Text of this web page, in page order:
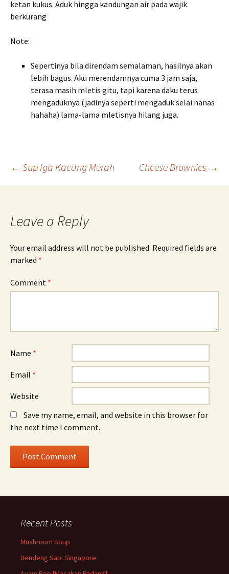
ketan kukus. Aduk hingga kandungan air pada wajik
berkurang
Note:
Sepertinya bila direndam semalaman, hasilnya akan
lebih bagus. Aku merendamnya cuma 3 jam saja,
terasa masih mletis gitu, tapi karena daku terus
mengaduknya (jadinya seperti mengaduk selai nanas
hahaha) lama-lama mletisnya hilang juga.
Post
← Sup Iga Kacang Merah Cheese Brownies →
Leave a Reply
Your email address will not be published. Required fields are
marked *
Comment *
Name *
Email *
Website
Save my name, email, and website in this browser for
the next time I comment.
Recent Posts
Mushroom Soup
Dendeng Sapi Singapore